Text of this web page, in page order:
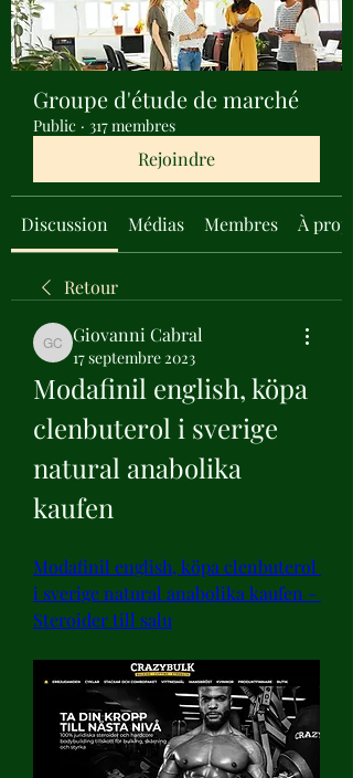
Groupe d'étude de marché
Public · 317 membres
Rejoindre
Discussion Médias Membres À
Retour
Giovanni Cabral
Giovanni Cabral
17 septembre 2023
Modafinil english, köpa
clenbuterol i sverige
natural anabolika
kaufen
Modafinil english, köpa clenbuterol
i sverige natural anabolika kaufen -
Steroider till salu